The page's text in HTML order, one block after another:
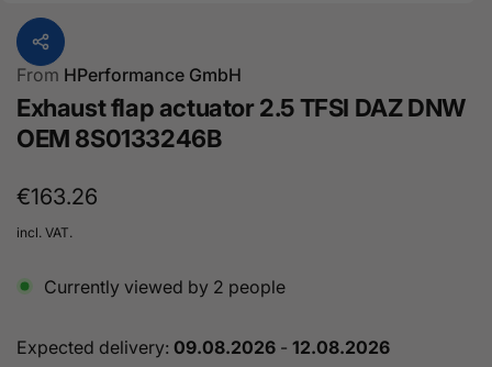
From HPerformance GmbH
Exhaust flap actuator 2.5 TFSI DAZ DNW
OEM 8S0133246B
Regular
price
€163.26
incl. VAT.
Currently viewed by 2 people
Expected delivery: 09.08.2026 - 12.08.2026